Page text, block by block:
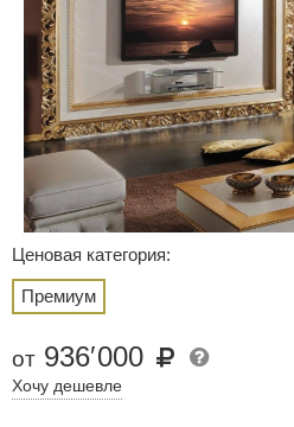
Ценовая категория:
Премиум
от 936′000
Хочу дешевле